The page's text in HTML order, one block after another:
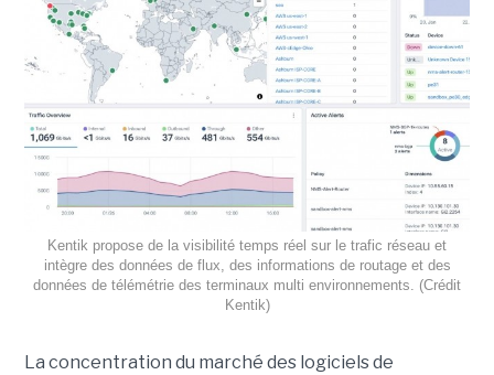
Kentik propose de la visibilité temps réel sur le trafic réseau et
intègre des données de flux, des informations de routage et des
données de télémétrie des terminaux multi environnements. (Crédit
Kentik)
La concentration du marché des logiciels de